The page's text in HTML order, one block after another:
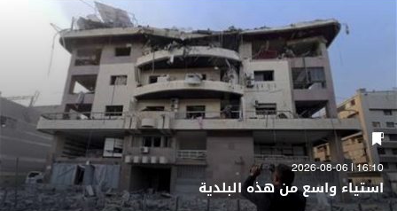
16:10 | 2026-08-06
استياء واسع من هذه البلدية